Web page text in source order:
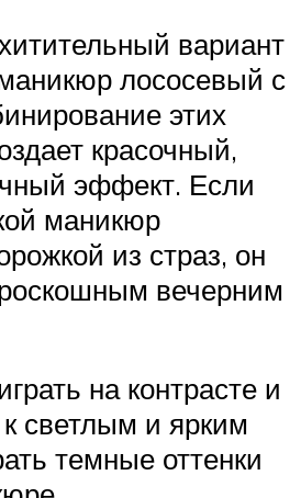
вариант
лососевый с
этих
красочный,
эффект. Если
маникюр
из страз, он
вечерним
на контрасте и
светлым и ярким
темные оттенки